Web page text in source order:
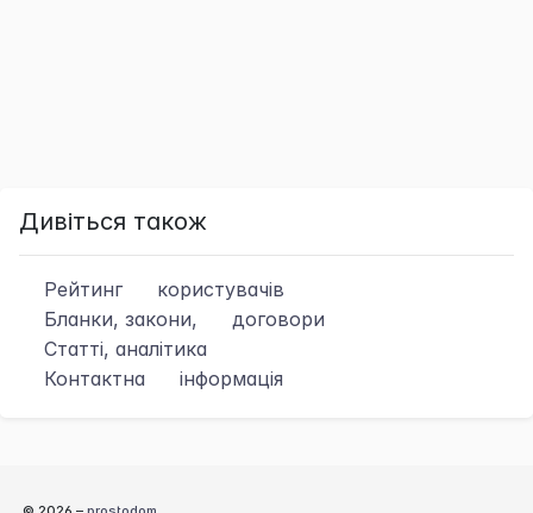
Дивіться також
Рейтинг
користувачів
Бланки, закони,
договори
Статті, аналітика
Контактна
інформація